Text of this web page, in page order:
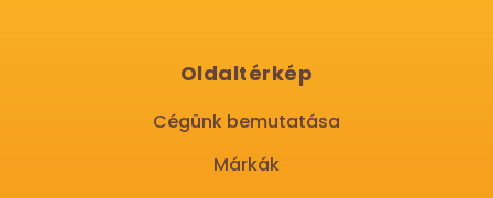
Oldaltérkép
Cégünk bemutatása
Márkák